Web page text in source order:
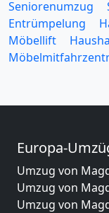
Seniorenumzug
Entrümpelung
Möbellift
Europa-
Umzug von
Umzug von
Umzug von